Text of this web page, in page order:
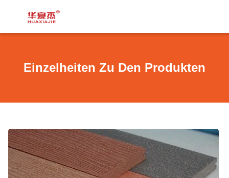
Einzelheiten Zu Den Produkten